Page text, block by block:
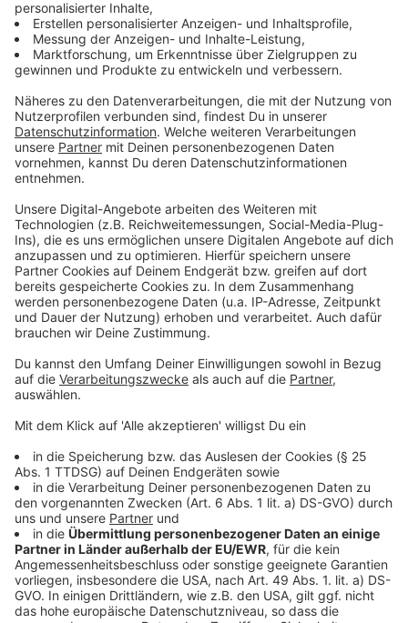
Wir benötigen Ihre
Zustimmung, um den YouTube
Wir verwenden einen Service eines
Drittanbieters, um Videoinhalte
einzubetten. Dieser Service kann
sammeln. Bitte lesen Sie die
Details durch und stimmen Sie der
Nutzung des Service zu, um dieses
Video anzusehen.
Mehr Informationen
powered byUsercentrics Consent
Zander mit Parmaschinken und Rahmsauerkraut
Anzeige
Zubereitung:
Den Zander in 4 gleich große Stücke schneiden.
Die Fischstücke auf der Hautseite gleichmäßig
mit Speck belegen und eine Tasche
hineinschneiden.
Dann mit Sauerkraut füllen und von der
Speckseite her anbraten. Im Ofen bei ca. 180
Grad fertig garen. Mit Salz, Pfeffer und etwas
Limonensaft würzen.